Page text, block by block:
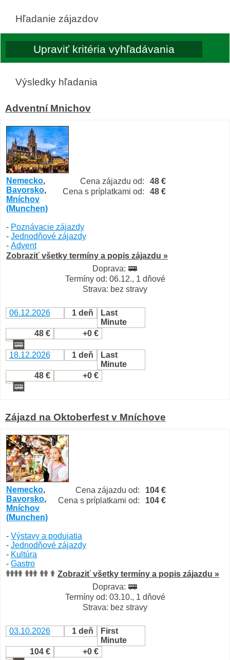
Hľadanie zájazdov
Výsledky hľadania
Adventní Mnichov
Cena zájazdu od:
48 €
Cena s príplatkami od:
48 €
Nemecko,
Bavorsko,
Mníchov
(Munchen)
- Poznávacie zájazdy
- Jednodňové zájazdy
- Advent
Zobraziť všetky termíny a popis zájazdu »
Doprava:
Termíny od: 06.12., 1 dňové
Strava: bez stravy
06.12.2026 1 deň
Last
Minute
48 €
+0 €
18.12.2026 1 deň
Last
Minute
48 €
+0 €
Zájazd na Oktoberfest v Mníchove
Cena zájazdu od:
104 €
Cena s príplatkami od:
104 €
Nemecko,
Bavorsko,
Mníchov
(Munchen)
- Výstavy a podujatia
- Jednodňové zájazdy
- Kultúra
- Gastro
Zobraziť všetky termíny a popis zájazdu »
Doprava:
Termíny od: 03.10., 1 dňové
Strava: bez stravy
03.10.2026 1 deň
First
Minute
104 €
+0 €